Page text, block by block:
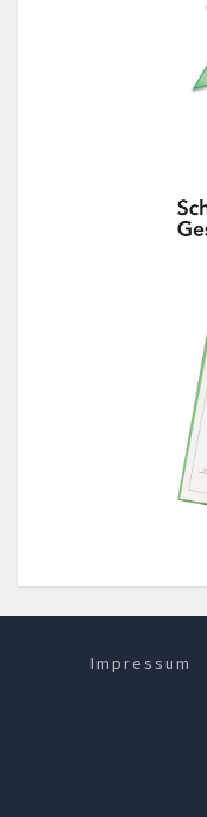
Impressum